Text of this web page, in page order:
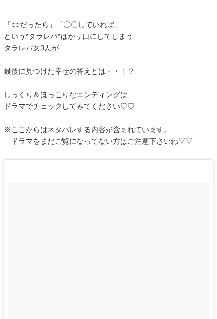
「○○だったら」「〇〇していれば」
という*タラレバ*ばかり口にしてしまう
タラレバ女3人が
最後に見つけた幸せの答えとは・・！？
しっくり＆ほっこりなエンディングは
ドラマでチェックしてみてください♡♡
※ここからはネタバレする内容が含まれています。
ドラマをまだご覧になってない方はご注意下さいね▽▽